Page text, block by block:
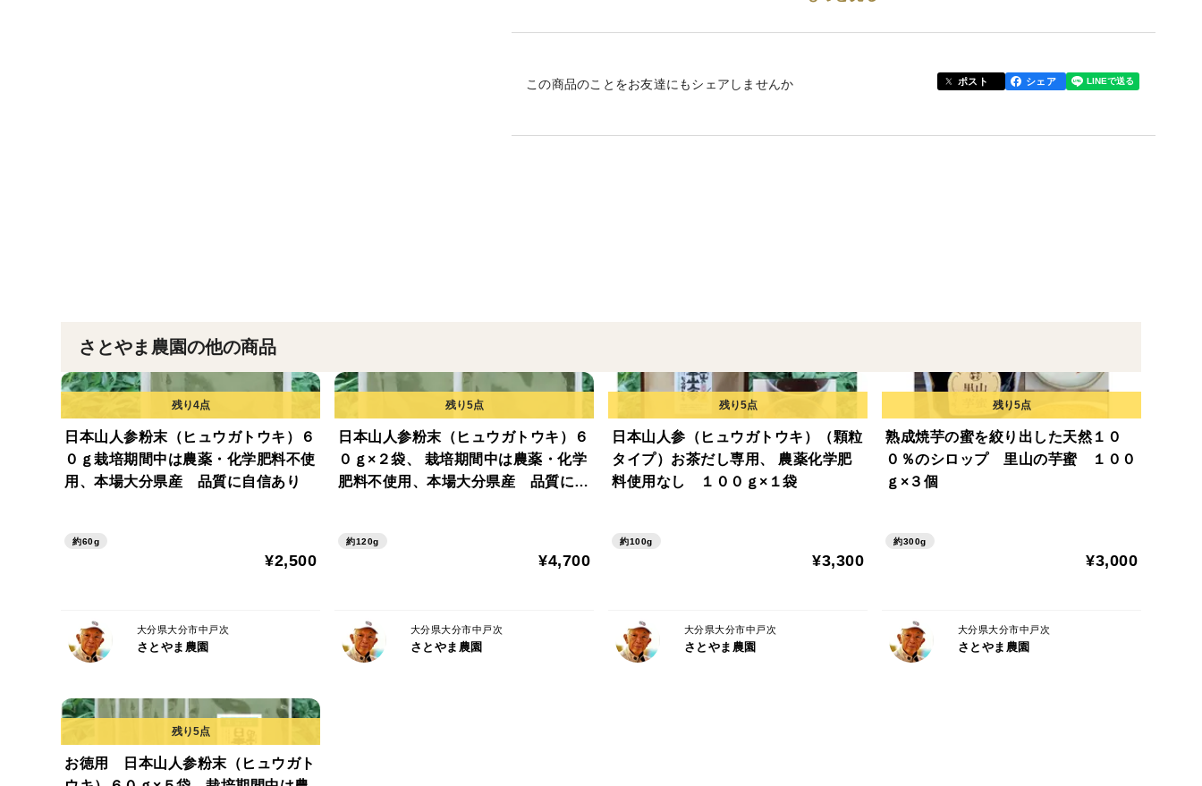
早目に加熱加工し冷凍保存することをお勧めします。
市場では、芽がでるため管理が難しく６月頃から流通しません。
生産者直売だからできる逸品です。
芽は小さい内に摘めば大丈夫です。
この時期の食味が好きで当農園では焼芋ペースト作りの最盛期です。
▼注文に際しての注意点（配送方法や納期指定など）
宜しくお願いいたします。
この商品のことをお友達にもシェアしませんか ポスト シェア
さとやま農園の他の商品
日本山人参粉末（ヒュウガトウキ）６
０ｇ栽培期間中は農薬・化学肥料不使
用、本場大分県産 品質に自信あり
約60g
¥2,500
大分県大分市中戸次
さとやま農園
日本山人参粉末（ヒュウガトウキ）６
０ｇ×２袋、 栽培期間中は農薬・化学
肥料不使用、本場大分県産 品質に自
約120g
¥4,700
大分県大分市中戸次
さとやま農園
日本山人参（ヒュウガトウキ）（顆粒
タイプ）お茶だし専用、 農薬化学肥
料使用なし １００ｇ×１袋
約100g
¥3,300
大分県大分市中戸次
さとやま農園
熟成焼芋の蜜を絞り出した天然１０
０％のシロップ 里山の芋蜜 １００
ｇ×３個
約300g
¥3,000
大分県大分市中戸次
さとやま農園
お徳用 日本山人参粉末（ヒュウガト